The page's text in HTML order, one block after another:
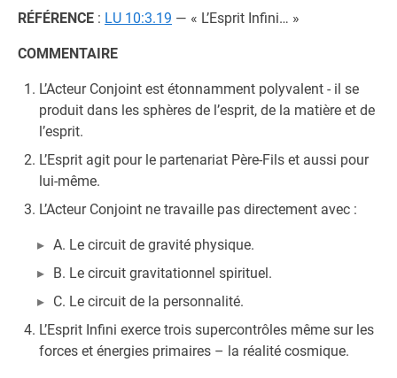
RÉFÉRENCE : LU 10:3.19 — « L’Esprit Infini… »
COMMENTAIRE
L’Acteur Conjoint est étonnamment polyvalent - il se
produit dans les sphères de l’esprit, de la matière et de
l’esprit.
L’Esprit agit pour le partenariat Père-Fils et aussi pour
lui-même.
L’Acteur Conjoint ne travaille pas directement avec :
A. Le circuit de gravité physique.
B. Le circuit gravitationnel spirituel.
C. Le circuit de la personnalité.
L’Esprit Infini exerce trois supercontrôles même sur les
forces et énergies primaires – la réalité cosmique.